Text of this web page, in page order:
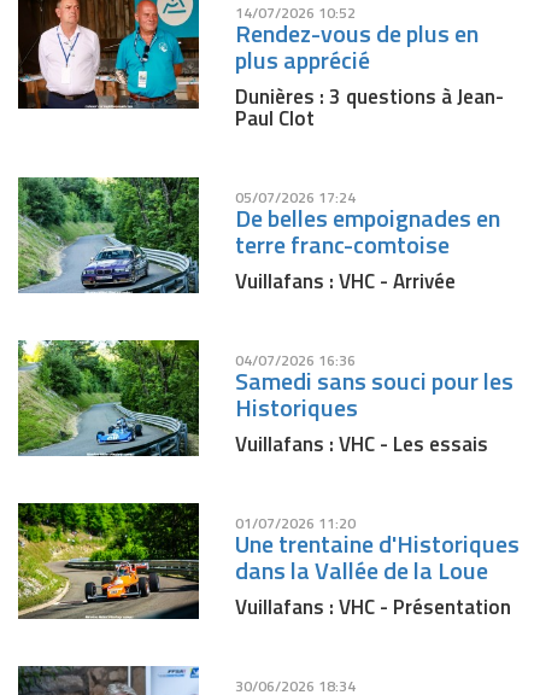
14/07/2026 10:52
Rendez-vous de plus en
plus apprécié
Dunières : 3 questions à Jean-
Paul Clot
05/07/2026 17:24
De belles empoignades en
terre franc-comtoise
Vuillafans : VHC - Arrivée
04/07/2026 16:36
Samedi sans souci pour les
Historiques
Vuillafans : VHC - Les essais
01/07/2026 11:20
Une trentaine d'Historiques
dans la Vallée de la Loue
Vuillafans : VHC - Présentation
30/06/2026 18:34